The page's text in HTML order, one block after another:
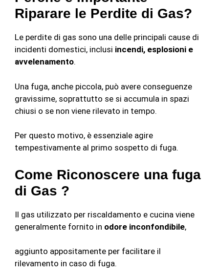
Riparare le Perdite di Gas?
Le perdite di gas sono una delle principali cause di
incidenti domestici, inclusi incendi, esplosioni e
avvelenamento.
Una fuga, anche piccola, può avere conseguenze
gravissime, soprattutto se si accumula in spazi
chiusi o se non viene rilevato in tempo.
Per questo motivo, è essenziale agire
tempestivamente al primo sospetto di fuga.
Come Riconoscere una fuga
di Gas ?
Il gas utilizzato per riscaldamento e cucina viene
generalmente fornito in odore inconfondibile,
aggiunto appositamente per facilitare il
rilevamento in caso di fuga.